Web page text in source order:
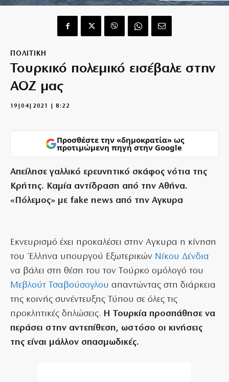
ΠΟΛΙΤΙΚΗ
Τουρκικό πολεμικό εισέβαλε στην
ΑΟΖ μας
19|04|2021 | 8:22
Προσθέστε την «δημοκρατία» ως
προτιμώμενη πηγή στην Google
Απείλησε γαλλικό ερευνητικό σκάφος νότια της
Κρήτης. Καμία αντίδραση από την Αθήνα.
«Πόλεμος» με fake news από την Αγκυρα
Eκνευρισμό έχει προκαλέσει στην Αγκυρα η κίνηση
του Έλληνα υπουργού Εξωτερικών Νίκου Δένδια
να βάλει στη θέση του τον Tούρκο ομόλογό του
Μεβλούτ Τσαβούσογλου απαντώντας στη διάρκεια
της κοινής συνέντευξης Τύπου σε όλες τις
προκλητικές δηλώσεις. Η Τουρκία προσπάθησε να
περάσει στην αντεπίθεση, ωστόσο οι κινήσεις
της είναι μάλλον σπασμωδικές.